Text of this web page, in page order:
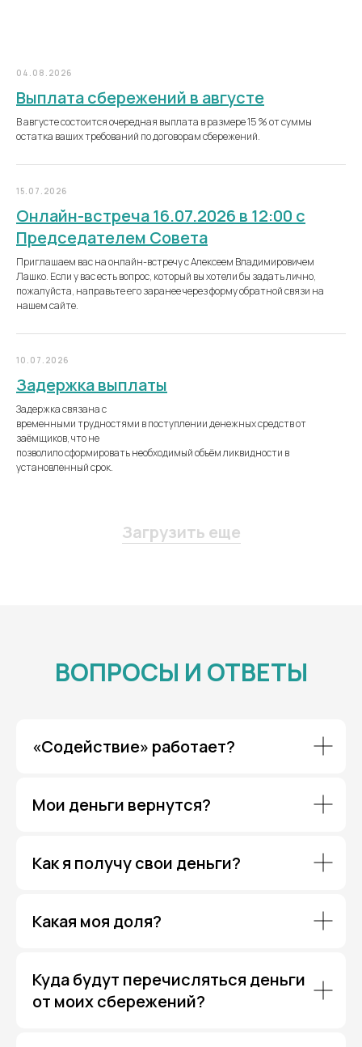
04.08.2026
Выплата сбережений в августе
В августе состоится очередная выплата в размере 15 % от суммы
остатка ваших требований по договорам сбережений.
15.07.2026
Онлайн-встреча 16.07.2026 в 12:00 с
Председателем Совета
Приглашаем вас на онлайн-встречу с Алексеем Владимировичем
Лашко. Если у вас есть вопрос, который вы хотели бы задать лично,
пожалуйста, направьте его заранее через форму обратной связи на
нашем сайте.
10.07.2026
Задержка выплаты
Задержка связана с
временными трудностями в поступлении денежных средств от
заёмщиков, что не
позволило сформировать необходимый объём ликвидности в
установленный срок.
Загрузить еще
ВОПРОСЫ И ОТВЕТЫ
«Содействие» работает?
Мои деньги вернутся?
Как я получу свои деньги?
Какая моя доля?
Куда будут перечисляться деньги
от моих сбережений?